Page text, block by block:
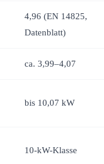
4,96 (EN 14825,
Datenblatt)
ca. 3,99–4,07
bis 10,07 kW
10-kW-Klasse